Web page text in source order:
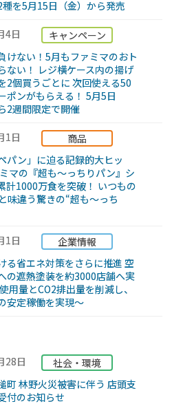
を5月15日（金）から発売
4日
キャンペーン
けない！5月もファミマのおト
ない！ レジ横ケース内の揚げ
2個買うごとに 次回使える50
ポンがもらえる！ 5月5日
2週間限定で開催
1日
商品
パン」に迫る記録的大ヒッ
マの『超も～っちりパン』シ
計1000万食を突破！ いつもの
味違う驚きの“超も～っち
1日
企業情報
る省エネ対策をさらに推進 空
の遮熱塗装を約3000店舗へ実
用量とCO2排出量を削減し、
安定稼働を実現～
28日
社会・環境
町 林野火災被害に伴う 店頭支
付のお知らせ